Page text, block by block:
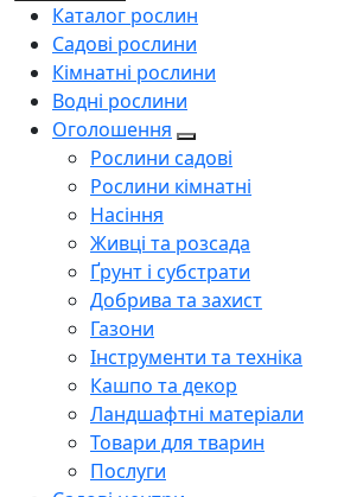
Каталог рослин
Садові рослини
Кімнатні рослини
Водні рослини
Оголошення
Рослини садові
Рослини кімнатні
Насіння
Живці та розсада
Ґрунт і субстрати
Добрива та захист
Газони
Інструменти та техніка
Кашпо та декор
Ландшафтні матеріали
Товари для тварин
Послуги